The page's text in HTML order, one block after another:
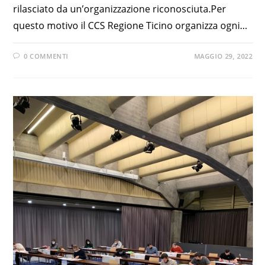
rilasciato da un’organizzazione riconosciuta.Per
questo motivo il CCS Regione Ticino organizza ogni…
0 COMMENTI MAGGIO 29, 2022